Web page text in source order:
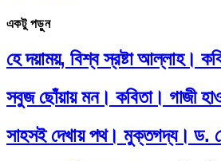
একটু পড়ুন
হে দয়াময়, বিশ্ব স্রষ্টা আল্লাহ।
সবুজ ছোঁয়ায় মন। কবিতা। গাজী
সাহসই দেখায় পথ। মুক্তগদ্য। ড.